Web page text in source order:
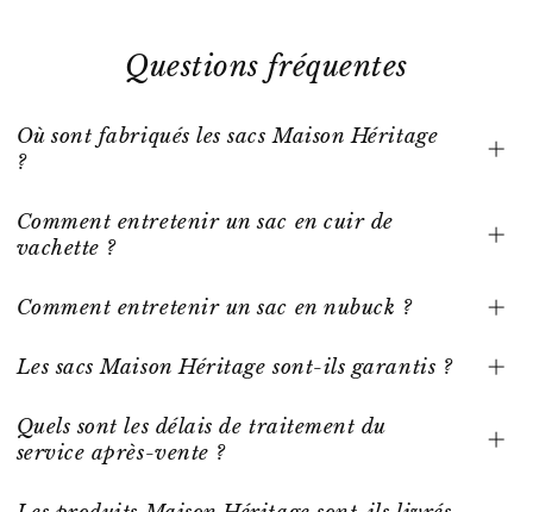
Questions fréquentes
Où sont fabriqués les sacs Maison Héritage
?
Comment entretenir un sac en cuir de
vachette ?
Comment entretenir un sac en nubuck ?
Les sacs Maison Héritage sont-ils garantis ?
Quels sont les délais de traitement du
service après-vente ?